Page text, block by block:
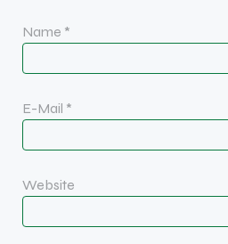
Name *
E-Mail *
Website